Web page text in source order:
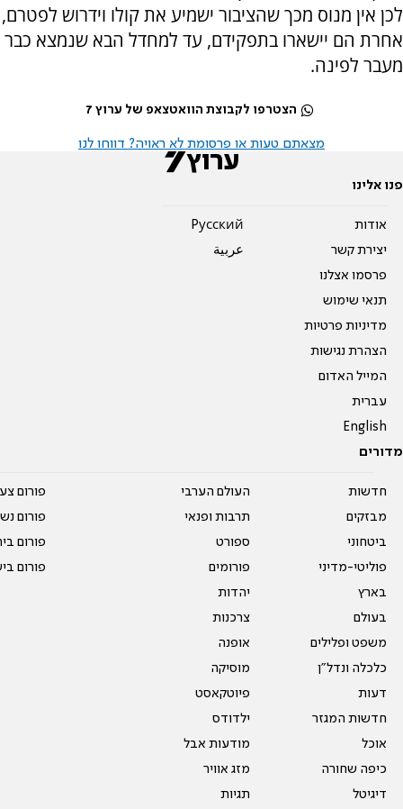
לכן אין מנוס מכך שהציבור ישמיע את קולו וידרוש לפטרם,
אחרת הם יישארו בתפקידם, עד למחדל הבא שנמצא כבר
מעבר לפינה.
הצטרפו לקבוצת הוואטצאפ של ערוץ 7
מצאתם טעות או פרסומת לא ראויה? דווחו לנו
פנו אלינו
אודות
יצירת קשר
פרסמו אצלנו
תנאי שימוש
מדיניות פרטיות
הצהרת נגישות
המייל האדום
עברית
English
Pусский
عربية
מדורים
חדשות
מבזקים
ביטחוני
פוליטי-מדיני
בארץ
בעולם
משפט ופלילים
כלכלה ונדל"ן
דעות
חדשות המגזר
אוכל
כיפה שחורה
דיגיטל
העולם הערבי
תרבות ופנאי
ספורט
פורומים
יהדות
צרכנות
אופנה
מוסיקה
פיוטקאסט
ילדודס
מודעות אבל
מזג אוויר
תגיות
פורום
פורום
פורום
פורום